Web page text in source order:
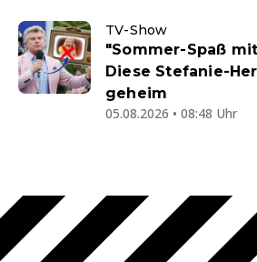
TV-Show
"Sommer-Spaß
Diese Stefanie-
geheim
05.08.2026 • 08:48 Uhr